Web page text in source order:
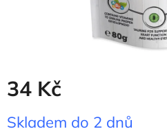
34 Kč
cena:
Skladem do 2 dnů